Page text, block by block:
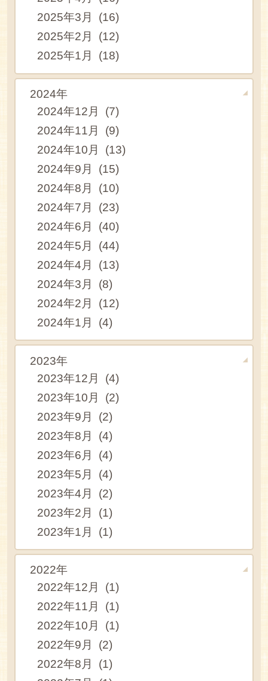
2025年3月 (16)
2025年2月 (12)
2025年1月 (18)
2024年
2024年12月 (7)
2024年11月 (9)
2024年10月 (13)
2024年9月 (15)
2024年8月 (10)
2024年7月 (23)
2024年6月 (40)
2024年5月 (44)
2024年4月 (13)
2024年3月 (8)
2024年2月 (12)
2024年1月 (4)
2023年
2023年12月 (4)
2023年10月 (2)
2023年9月 (2)
2023年8月 (4)
2023年6月 (4)
2023年5月 (4)
2023年4月 (2)
2023年2月 (1)
2023年1月 (1)
2022年
2022年12月 (1)
2022年11月 (1)
2022年10月 (1)
2022年9月 (2)
2022年8月 (1)